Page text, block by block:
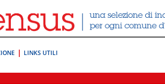
LINKS UTILI